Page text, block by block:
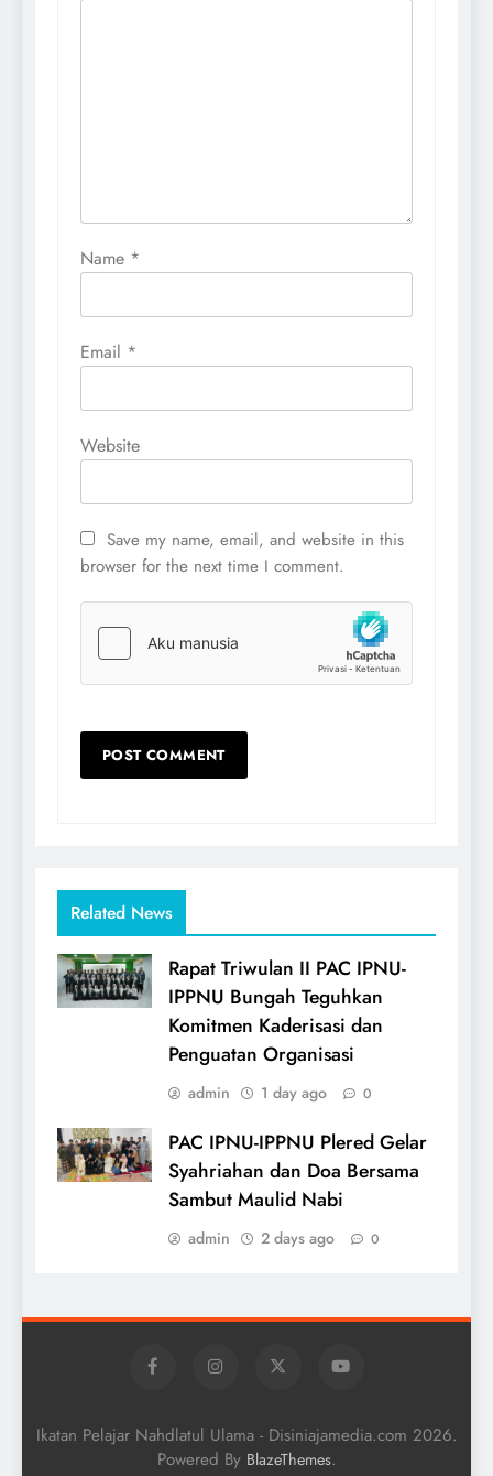
Name *
Email *
Website
Save my name, email, and website in this
browser for the next time I comment.
Related News
Rapat Triwulan II PAC IPNU-
IPPNU Bungah Teguhkan
Komitmen Kaderisasi dan
Penguatan Organisasi
admin 1 day ago 0
PAC IPNU-IPPNU Plered Gelar
Syahriahan dan Doa Bersama
Sambut Maulid Nabi
admin 2 days ago 0
Ikatan Pelajar Nahdlatul Ulama - Disiniajamedia.com 2026.
Powered By BlazeThemes.